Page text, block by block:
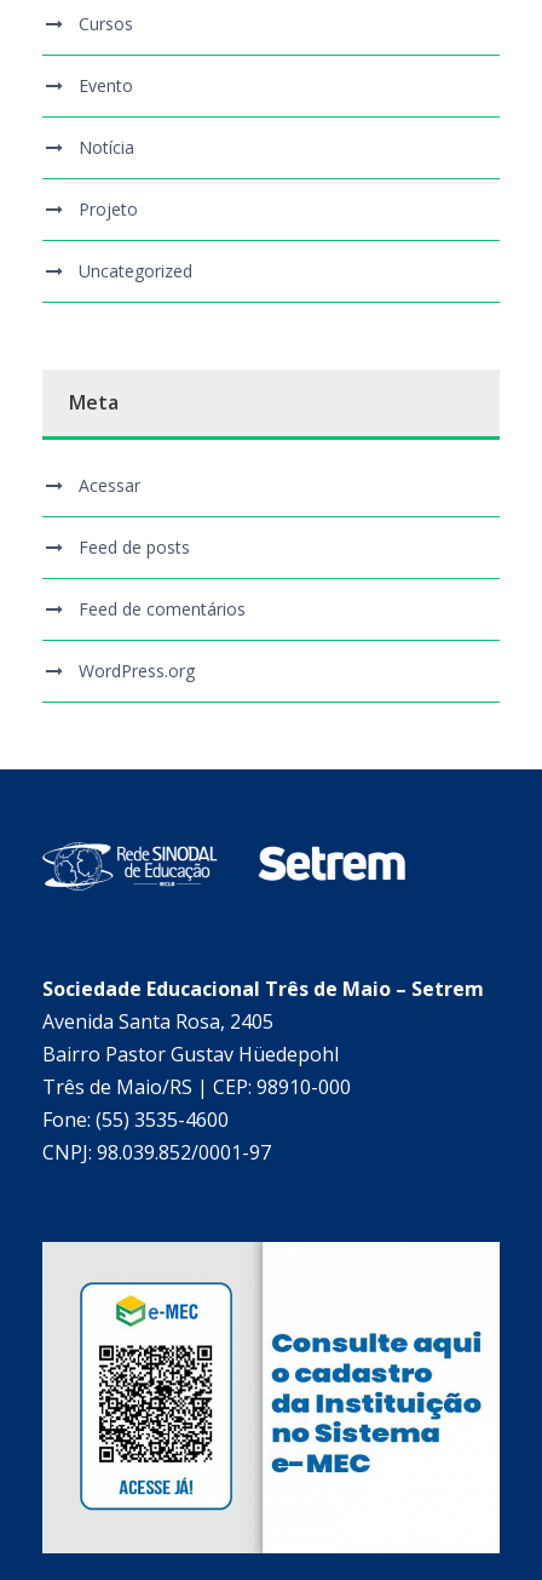
Cursos
Evento
Notícia
Projeto
Uncategorized
Meta
Acessar
Feed de posts
Feed de comentários
WordPress.org
Sociedade Educacional Três de Maio – Setrem
Avenida Santa Rosa, 2405
Bairro Pastor Gustav Hüedepohl
Três de Maio/RS | CEP: 98910-000
Fone: (55) 3535-4600
CNPJ: 98.039.852/0001-97